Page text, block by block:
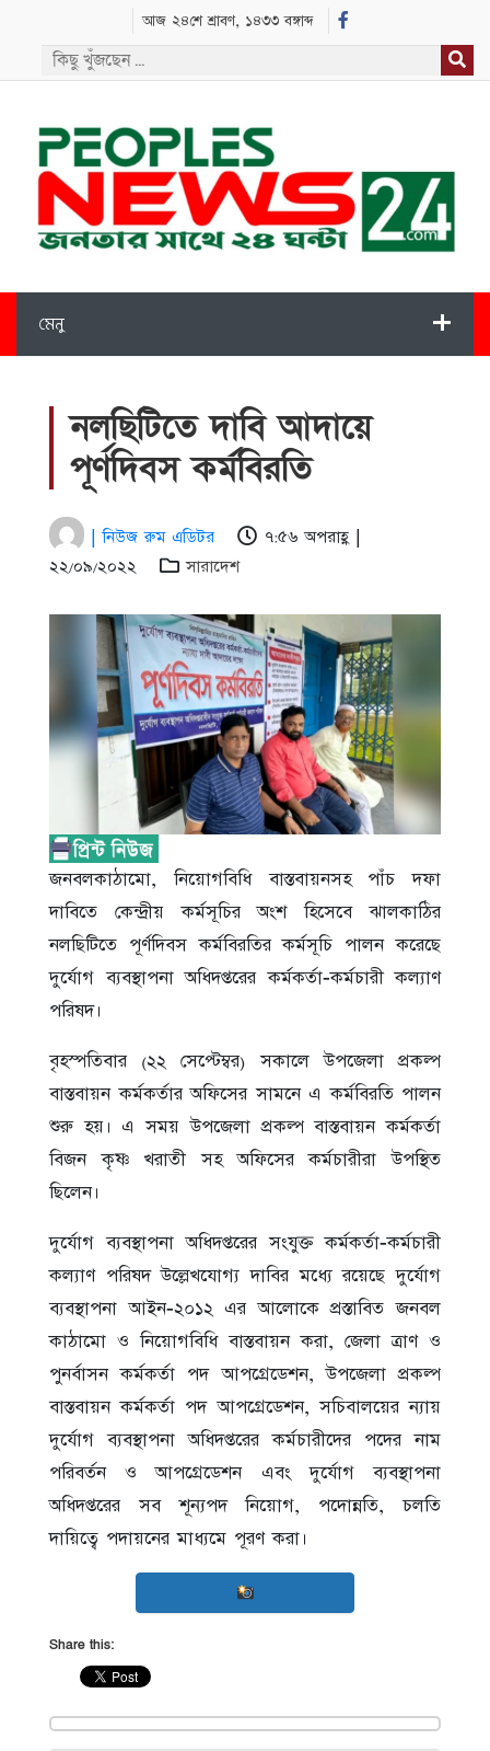
আজ ২৪শে শ্রাবণ, ১৪৩৩ বঙ্গাব্দ
মেনু
নলছিটিতে দাবি আদায়ে
পূর্ণদিবস কর্মবিরতি
| নিউজ রুম এডিটর
৭:৫৬ অপরাহ্ণ |
২২/০৯/২০২২
সারাদেশ
জনবলকাঠামো, নিয়োগবিধি বাস্তবায়নসহ পাঁচ দফা
দাবিতে কেন্দ্রীয় কর্মসূচির অংশ হিসেবে ঝালকাঠির
নলছিটিতে পূর্ণদিবস কর্মবিরতির কর্মসূচি পালন করেছে
দুর্যোগ ব্যবস্থাপনা অধিদপ্তরের কর্মকর্তা-কর্মচারী কল্যাণ
পরিষদ।
বৃহস্পতিবার (২২ সেপ্টেম্বর) সকালে উপজেলা প্রকল্প
বাস্তবায়ন কর্মকর্তার অফিসের সামনে এ কর্মবিরতি পালন
শুরু হয়। এ সময় উপজেলা প্রকল্প বাস্তবায়ন কর্মকর্তা
বিজন কৃষ্ণ খরাতী সহ অফিসের কর্মচারীরা উপস্থিত
ছিলেন।
দুর্যোগ ব্যবস্থাপনা অধিদপ্তরের সংযুক্ত কর্মকর্তা-কর্মচারী
কল্যাণ পরিষদ উল্লেখযোগ্য দাবির মধ্যে রয়েছে দুর্যোগ
ব্যবস্থাপনা আইন-২০১২ এর আলোকে প্রস্তাবিত জনবল
কাঠামো ও নিয়োগবিধি বাস্তবায়ন করা, জেলা ত্রাণ ও
পুনর্বাসন কর্মকর্তা পদ আপগ্রেডেশন, উপজেলা প্রকল্প
বাস্তবায়ন কর্মকর্তা পদ আপগ্রেডেশন, সচিবালয়ের ন্যায়
দুর্যোগ ব্যবস্থাপনা অধিদপ্তরের কর্মচারীদের পদের নাম
পরিবর্তন ও আপগ্রেডেশন এবং দুর্যোগ ব্যবস্থাপনা
অধিদপ্তরের সব শূন্যপদ নিয়োগ, পদোন্নতি, চলতি
দায়িত্বে পদায়নের মাধ্যমে পূরণ করা।
Share this: